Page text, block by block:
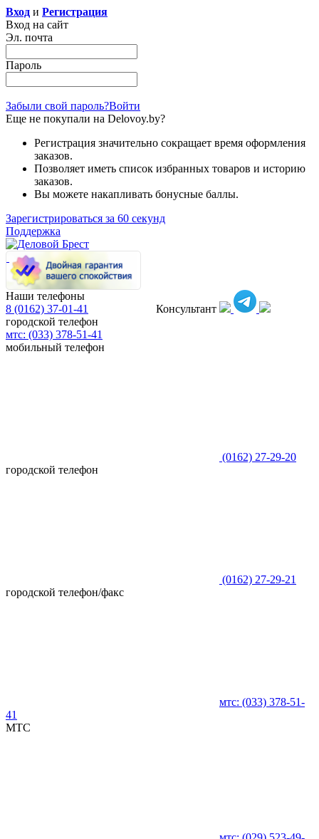
Вход и Регистрация
Вход на сайт
Эл. почта
Пароль
Забыли свой пароль?Войти
Еще не покупали на Delovoy.by?
Регистрация значительно сокращает время оформления
заказов.
Позволяет иметь список избранных товаров и историю
заказов.
Вы можете накапливать бонусные баллы.
Зарегистрироваться за 60 секунд
Поддержка
Консультант
Наши телефоны
8 (0162) 37-01-41
городской телефон
мтс: (033) 378-51-41
мобильный телефон
(0162) 27-29-20
городской телефон
(0162) 27-29-21
городской телефон/факс
мтс: (033) 378-51-
41
MTC